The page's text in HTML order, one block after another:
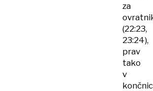
za
(22:23,
23:24),
prav
tako
v